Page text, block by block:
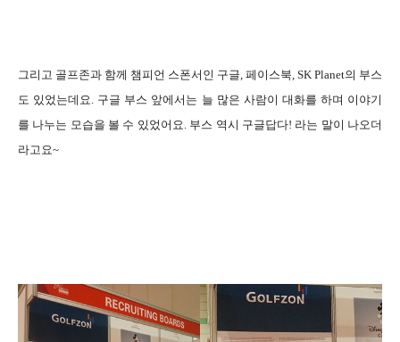
그리고 골프존과 함께 챔피언 스폰서인 구글, 페이스북, SK Planet의 부스
도 있었는데요. 구글 부스 앞에서는 늘 많은 사람이 대화를 하며 이야기
를 나누는 모습을 볼 수 있었어요. 부스 역시 구글답다! 라는 말이 나오더
라고요~